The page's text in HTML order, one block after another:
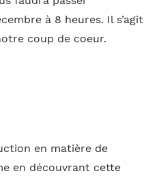
à 8 heures. Il s’agit
coup de coeur.
en matière de
en découvrant cette